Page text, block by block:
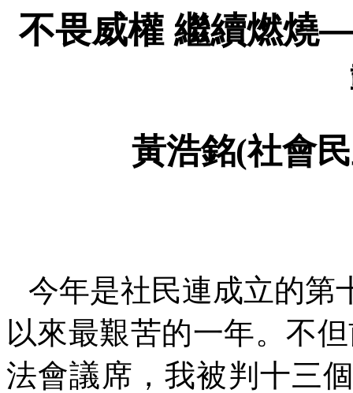
不畏威權 繼續燃燒
黃浩銘(社會
今年是社民連成立的第
以來最艱苦的一年。不
法會議席，我被判十三